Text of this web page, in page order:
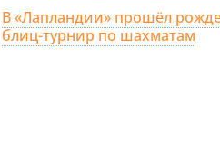
В «Лапландии» прошёл
блиц-турнир по шахматам